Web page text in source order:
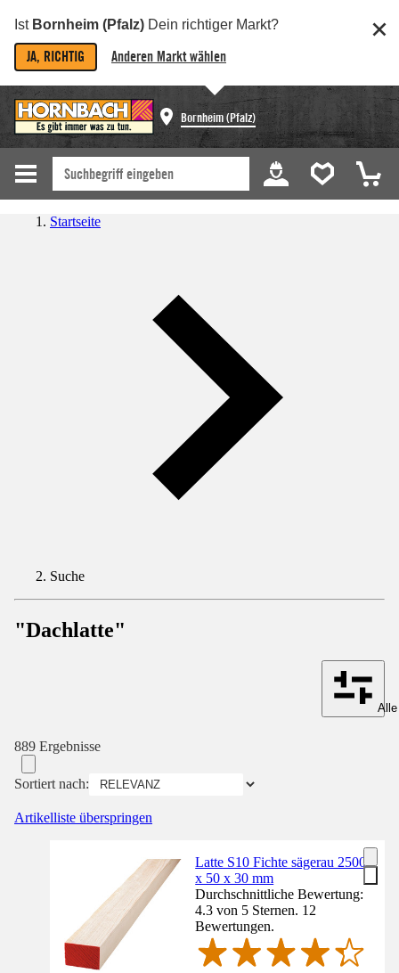
Ist Bornheim (Pfalz) Dein richtiger Markt?
JA, RICHTIG Anderen Markt wählen
Bornheim (Pfalz)
Startseite
Suche
"Dachlatte"
889 Ergebnisse
Sortiert nach:
Artikelliste überspringen
Latte S10 Fichte sägerau 2500
x 50 x 30 mm
Durchschnittliche Bewertung:
4.3 von 5 Sternen. 12
Bewertungen.